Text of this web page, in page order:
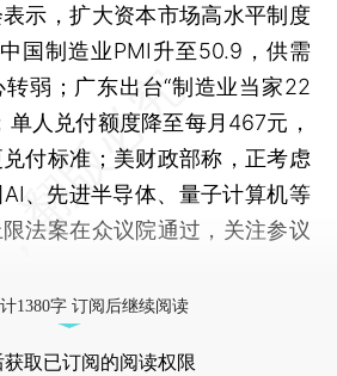
示，扩大资本市场高水平制度
国制造业PMI升至50.9，供需
弱；广东出台“制造业当家22
单人兑付额度降至每月467元，
付标准；美财政部称，正考虑
、先进半导体、量子计算机等
法案在众议院通过，关注参议
1380字 订阅后继续阅读
获取已订阅的阅读权限